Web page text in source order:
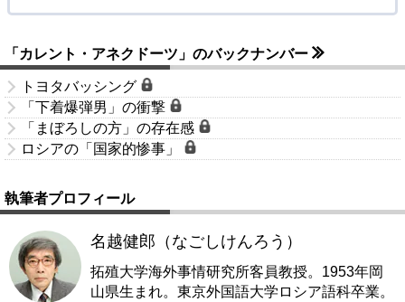
「カレント・アネクドーツ」のバックナンバー
トヨタバッシング
「下着爆弾男」の衝撃
「まぼろしの方」の存在感
ロシアの「国家的惨事」
執筆者プロフィール
名越健郎（なごしけんろう）
拓殖大学海外事情研究所客員教授。1953年岡
山県生まれ。東京外国語大学ロシア語科卒業。